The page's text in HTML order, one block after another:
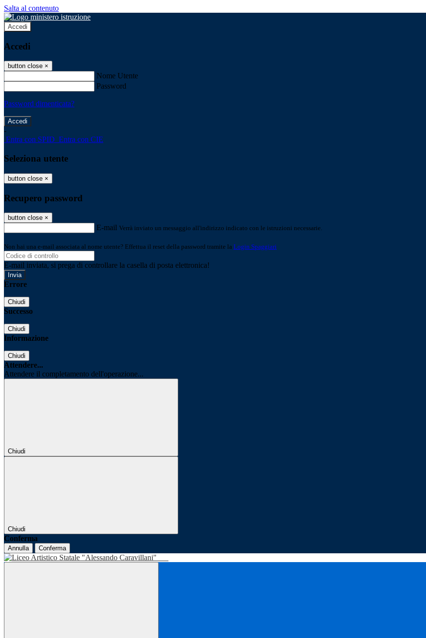
Salta al contenuto
Accedi
Accedi
button close ×
Nome Utente
Password
Password dimenticata?
-
Entra con SPID Entra con CIE
Seleziona utente
button close ×
Recupero password
button close ×
E-mail Verrà inviato un messaggio all'indirizzo indicato con le istruzioni necessarie.
Non hai una e-mail associata al nome utente? Effettua il reset della password tramite la Login Spaggiari
E-mail inviata, si prega di controllare la casella di posta elettronica!
Errore
Chiudi
Successo
Chiudi
Informazione
Chiudi
Attendere...
Attendere il completamento dell'operazione...
Chiudi
Chiudi
Conferma
Annulla Conferma